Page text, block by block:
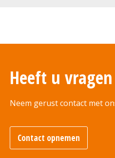
Heeft u
Neem gerust contact met
Contact opnemen